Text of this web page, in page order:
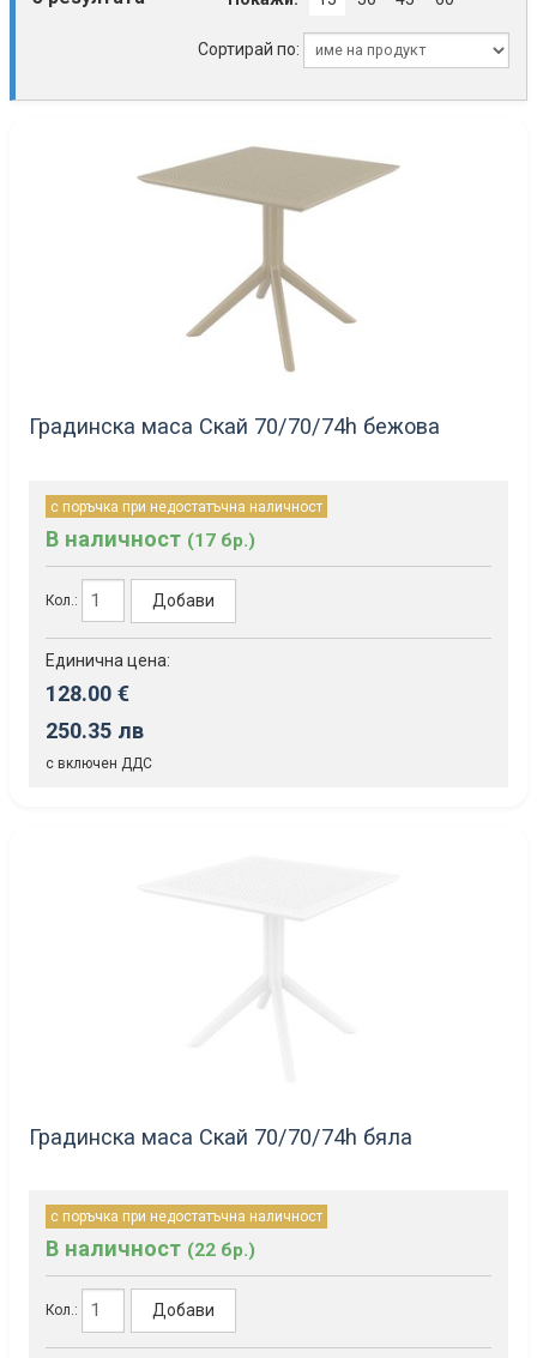
Сортирай по:
Градинска маса Скай 70/70/74h бежова
с поръчка при недостатъчна наличност
В наличност (17 бр.)
Кол.: Добави
Единична цена:
128.00 €
250.35 лв
с включен ДДС
Градинска маса Скай 70/70/74h бяла
с поръчка при недостатъчна наличност
В наличност (22 бр.)
Кол.: Добави